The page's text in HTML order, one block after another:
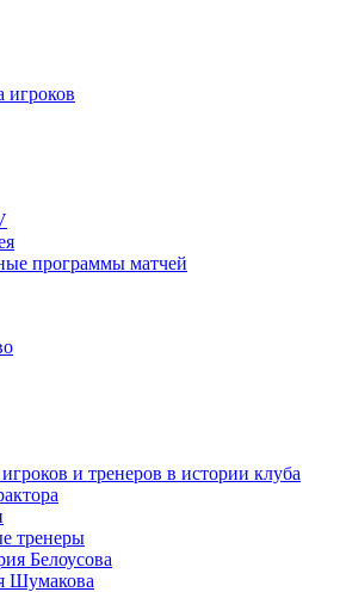
игроков
программы матчей
и тренеров в истории клуба
тренеры
Белоусова
Шумакова